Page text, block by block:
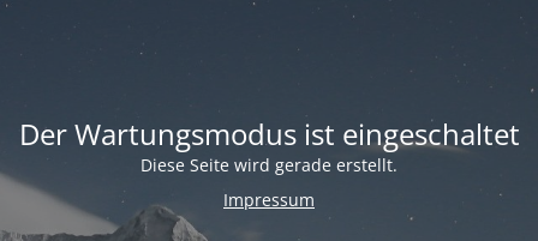
Der Wartungsmodus ist eingeschaltet
Diese Seite wird gerade erstellt.
Impressum